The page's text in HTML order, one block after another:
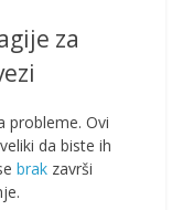
za
probleme. Ovi
da biste ih
brak završi